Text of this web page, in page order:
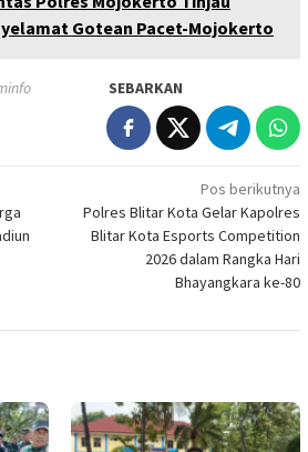
Gotean Pacet-Mojokerto
SEBARKAN
Pos berikutnya
Polres Blitar Kota Gelar Kapolres
Blitar Kota Esports Competition
2026 dalam Rangka Hari
Bhayangkara ke-80